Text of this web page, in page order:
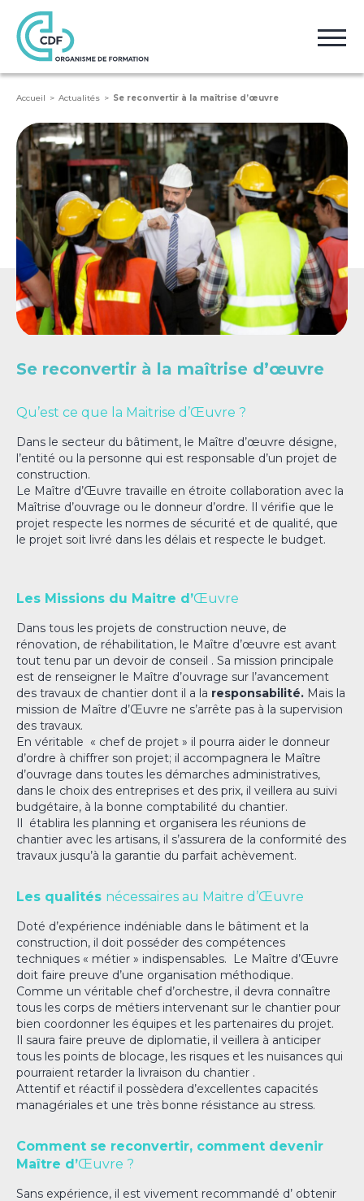
Accueil Actualités Se reconvertir à la maîtrise d’œuvre
Se reconvertir à la maîtrise d’œuvre
Qu’est ce que la Maitrise d’Œuvre ?
Dans le secteur du bâtiment, le Maître d’œuvre désigne,
l’entité ou la personne qui est responsable d’un projet de
construction.
Le Maître d’Œuvre travaille en étroite collaboration avec la
Maîtrise d’ouvrage ou le donneur d’ordre. Il vérifie que le
projet respecte les normes de sécurité et de qualité, que
le projet soit livré dans les délais et respecte le budget.
Les Missions du Maitre d’Œuvre
Dans tous les projets de construction neuve, de
rénovation, de réhabilitation, le Maître d’œuvre est avant
tout tenu par un devoir de conseil . Sa mission principale
est de renseigner le Maître d’ouvrage sur l’avancement
des travaux de chantier dont il a la responsabilité. Mais la
mission de Maître d’Œuvre ne s’arrête pas à la supervision
des travaux.
En véritable « chef de projet » il pourra aider le donneur
d’ordre à chiffrer son projet; il accompagnera le Maître
d’ouvrage dans toutes les démarches administratives,
dans le choix des entreprises et des prix, il veillera au suivi
budgétaire, à la bonne comptabilité du chantier.
Il établira les planning et organisera les réunions de
chantier avec les artisans, il s’assurera de la conformité des
travaux jusqu’à la garantie du parfait achèvement.
Les qualités nécessaires au Maitre d’Œuvre
Doté d’expérience indéniable dans le bâtiment et la
construction, il doit posséder des compétences
techniques « métier » indispensables. Le Maître d’Œuvre
doit faire preuve d’une organisation méthodique.
Comme un véritable chef d’orchestre, il devra connaître
tous les corps de métiers intervenant sur le chantier pour
bien coordonner les équipes et les partenaires du projet.
Il saura faire preuve de diplomatie, il veillera à anticiper
tous les points de blocage, les risques et les nuisances qui
pourraient retarder la livraison du chantier .
Attentif et réactif il possèdera d’excellentes capacités
managériales et une très bonne résistance au stress.
Comment se reconvertir, comment devenir
Maître d’Œuvre ?
Sans expérience, il est vivement recommandé d’ obtenir